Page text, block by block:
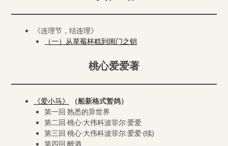
《连理节，结连理》
（一）从草莓杯糕到闺门之钥
桃心爱爱著
《爱小马》
（船新格式暂鸽）
第一回 熟悉的异世界
第二回 桃心·大伟科波菲尔·爱爱
第三回 桃心·大伟科波菲尔·爱爱 (续)
第四回 醉酒